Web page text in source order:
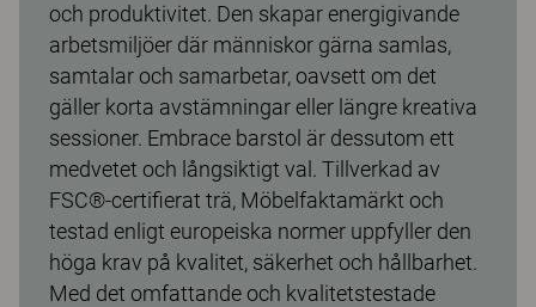
och produktivitet. Den skapar energigivande
arbetsmiljöer där människor gärna samlas,
samtalar och samarbetar, oavsett om det
gäller korta avstämningar eller längre kreativa
sessioner. Embrace barstol är dessutom ett
medvetet och långsiktigt val. Tillverkad av
FSC®-certifierat trä, Möbelfaktamärkt och
testad enligt europeiska normer uppfyller den
höga krav på kvalitet, säkerhet och hållbarhet.
Med det omfattande och kvalitetstestade